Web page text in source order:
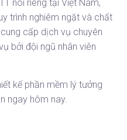
nói riêng tại Việt Nam,
trình nghiêm ngặt và chất
cấp dịch vụ chuyên
bởi đội ngũ nhân viên
kế phần mềm lý tưởng
ngay hôm nay.